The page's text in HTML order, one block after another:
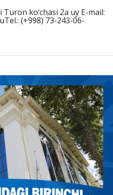
Turon ko‘chasi 2a uy E-mail:
(+998) 73-243-06-